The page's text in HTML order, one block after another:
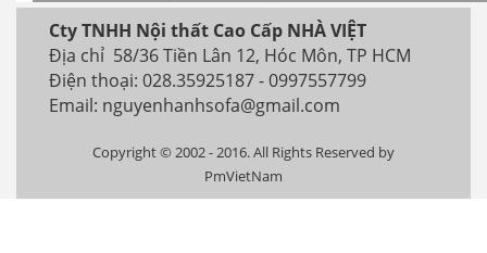
Cty TNHH Nội thất Cao Cấp NHÀ VIỆT
Địa chỉ 58/36 Tiền Lân 12, Hóc Môn, TP HCM
Điện thoại: 028.35925187 - 0997557799
Email: nguyenhanhsofa@gmail.com
Copyright © 2002 - 2016. All Rights Reserved by
PmVietNam